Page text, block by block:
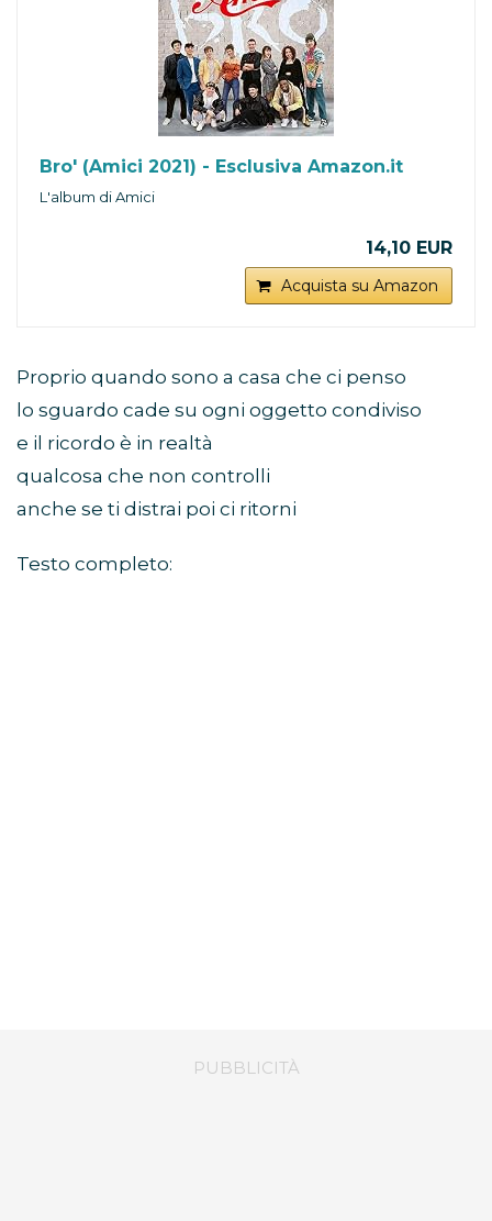
Bro' (Amici 2021) - Esclusiva Amazon.it
L'album di Amici
14,10 EUR
Acquista su Amazon
Proprio quando sono a casa che ci penso
lo sguardo cade su ogni oggetto condiviso
e il ricordo è in realtà
qualcosa che non controlli
anche se ti distrai poi ci ritorni
Testo completo: